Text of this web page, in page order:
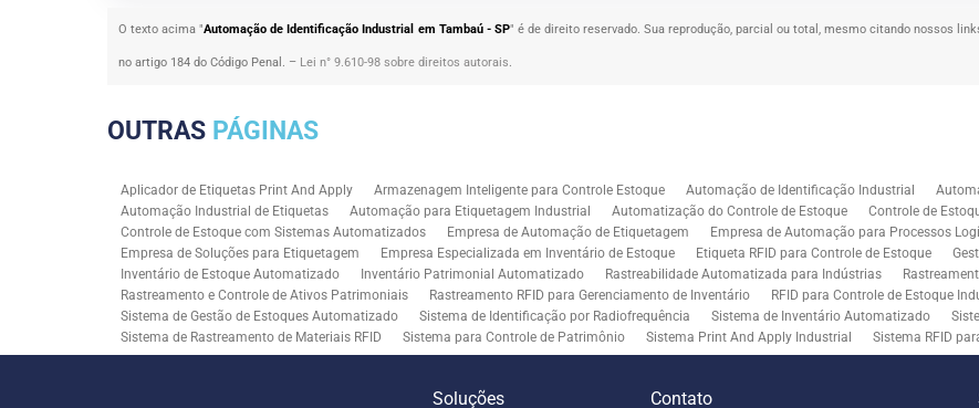
O texto acima "Automação de Identificação Industrial em Tambaú - SP" é de direito reservado. Sua reprodução, parcial ou total, mesmo citando nossos
no artigo 184 do Código Penal. – Lei n° 9.610-98 sobre direitos autorais.
OUTRAS PÁGINAS
Aplicador de Etiquetas Print And Apply Armazenagem Inteligente para Controle Estoque Automação de Identificação Industrial
Automação Industrial de Etiquetas
Automação para Etiquetagem Industrial Automatização do Controle de Estoque
Controle de
Controle de Estoque com Sistemas Automatizados
Empresa de Automação de Etiquetagem Empresa de Automação para Processos
Empresa de Soluções para Etiquetagem
Empresa Especializada em Inventário de Estoque Etiqueta RFID para Controle de Estoque
Inventário de Estoque Automatizado
Inventário Patrimonial Automatizado Rastreabilidade Automatizada para Indústrias
Rastreamento e Controle de Ativos Patrimoniais
Rastreamento RFID para Gerenciamento de Inventário RFID para Controle de Estoque
Sistema de Gestão de Estoques Automatizado
Sistema de Identificação por Radiofrequência Sistema de Inventário Automatizado
Sistema de Rastreamento de Materiais RFID
Sistema para Controle de Patrimônio Sistema Print And Apply Industrial Sistema RFID
Solução RFID para Controle Patrimonial Industrial
Solução RFID para Indústria Soluções de Impressão e Aplicação de Etiquetas
Tecnologia de Middleware para Integração Tecnologia de Middleware e Ferramentas para
Soluções Contato